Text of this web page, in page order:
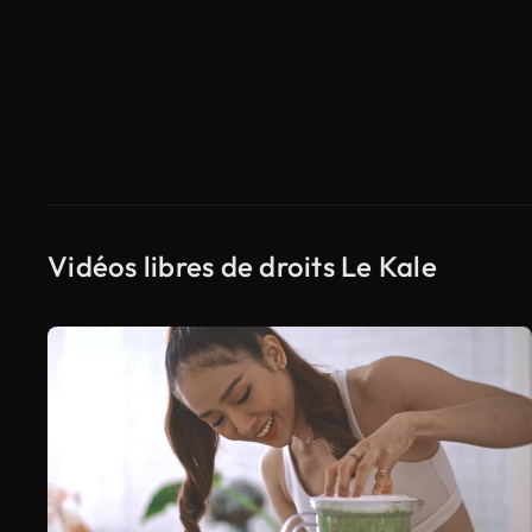
Vidéos libres de droits Le Kale